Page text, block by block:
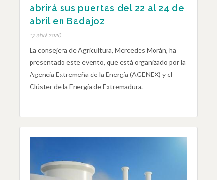
abrirá sus puertas del 22 al 24 de
abril en Badajoz
17 abril 2026
La consejera de Agricultura, Mercedes Morán, ha
presentado este evento, que está organizado por la
Agencia Extremeña de la Energía (AGENEX) y el
Clúster de la Energía de Extremadura.